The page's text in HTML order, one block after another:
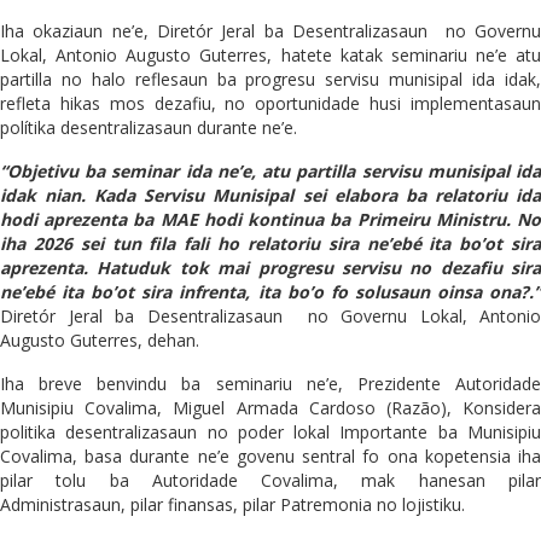
Iha okaziaun ne’e, Diretór Jeral ba Desentralizasaun no Governu
Lokal, Antonio Augusto Guterres, hatete katak seminariu ne’e atu
partilla no halo reflesaun ba progresu servisu munisipal ida idak,
refleta hikas mos dezafiu, no oportunidade husi implementasaun
polítika desentralizasaun durante ne’e.
“Objetivu ba seminar ida ne’e, atu partilla servisu munisipal ida
idak nian. Kada Servisu Munisipal sei elabora ba relatoriu ida
hodi aprezenta ba MAE hodi kontinua ba Primeiru Ministru. No
iha 2026 sei tun fila fali ho relatoriu sira ne’ebé ita bo’ot sira
aprezenta. Hatuduk tok mai progresu servisu no dezafiu sira
ne’ebé ita bo’ot sira infrenta, ita bo’o fo solusaun oinsa ona?.”
Diretór Jeral ba Desentralizasaun no Governu Lokal, Antonio
Augusto Guterres, dehan.
Iha breve benvindu ba seminariu ne’e, Prezidente Autoridade
Munisipiu Covalima, Miguel Armada Cardoso (Razão), Konsidera
politika desentralizasaun no poder lokal Importante ba Munisipiu
Covalima, basa durante ne’e govenu sentral fo ona kopetensia iha
pilar tolu ba Autoridade Covalima, mak hanesan pilar
Administrasaun, pilar finansas, pilar Patremonia no lojistiku.